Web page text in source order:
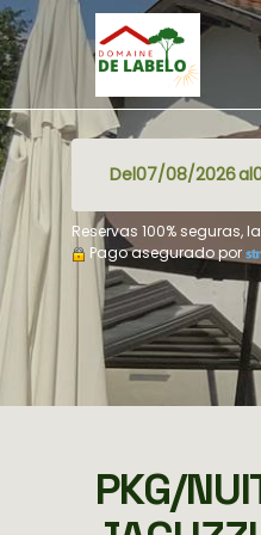
Del al
Reservas 100%
Pago asegurado por
PKG/